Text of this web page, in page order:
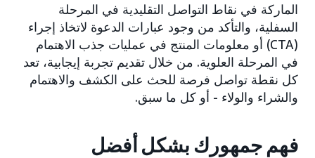
الماركة في نقاط التواصل التقليدية في المرحلة
السفلية، والتأكد من وجود عبارات الدعوة لاتخاذ إجراء
(CTA) أو معلومات المنتج في عمليات جذب الاهتمام
في المرحلة العلوية. من خلال تقديم تجربة إيجابية، تعد
كل نقطة تواصل فرصة للحث على الكشف والاهتمام
والشراء والولاء - أو كل ما سبق.
فهم جمهورك بشكل أفضل